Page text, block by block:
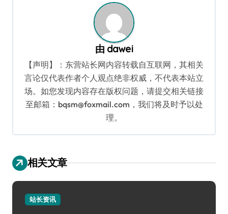
由 dawei
【声明】：东营站长网内容转载自互联网，其相关
言论仅代表作者个人观点绝非权威，不代表本站立
场。如您发现内容存在版权问题，请提交相关链接
至邮箱：bqsm@foxmail.com，我们将及时予以处
理。
相关文章
站长资讯